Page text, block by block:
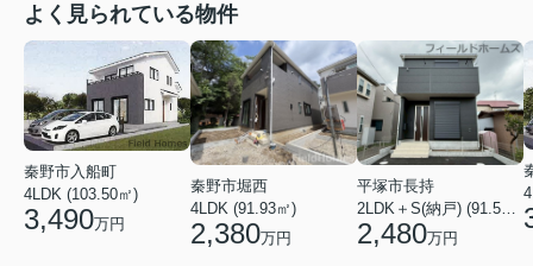
よく見られている物件
秦野市入船町
4LDK (103.50㎡)
3,490万円
秦野市堀西
4LDK (91.93㎡)
2,380万円
平塚市長持
2LDK＋S(納戸) (91.52㎡)
2,480万円